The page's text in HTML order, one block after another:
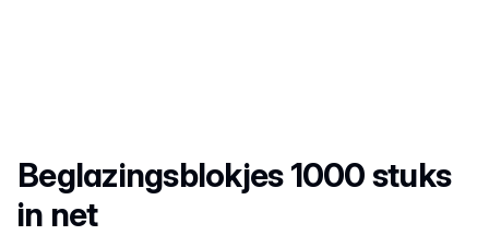
Productnaam
Beglazingsblokjes 1000 stuks
in net